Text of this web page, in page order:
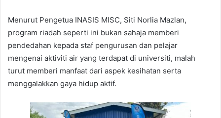
Menurut Pengetua INASIS MISC, Siti Norlia Mazlan,
program riadah seperti ini bukan sahaja memberi
pendedahan kepada staf pengurusan dan pelajar
mengenai aktiviti air yang terdapat di universiti, malah
turut memberi manfaat dari aspek kesihatan serta
menggalakkan gaya hidup aktif.